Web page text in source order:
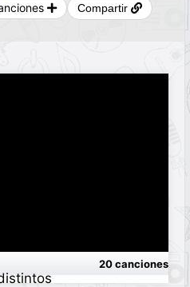
Compartir
20 canciones